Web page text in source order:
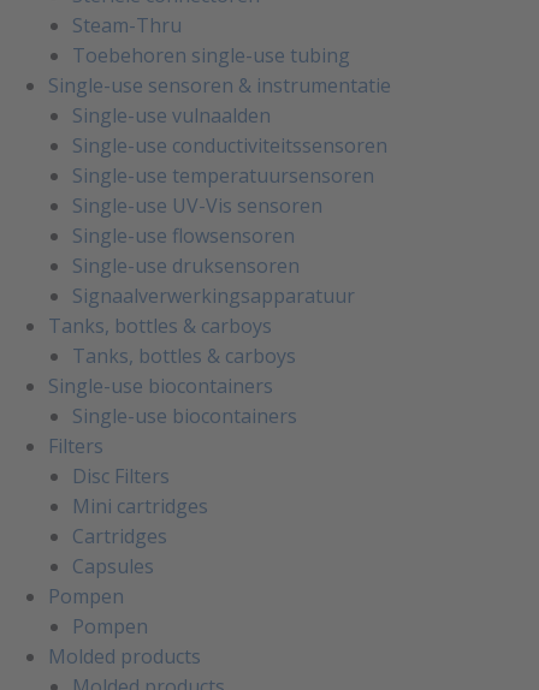
Steam-Thru
Toebehoren single-use tubing
Single-use sensoren & instrumentatie
Single-use vulnaalden
Single-use conductiviteitssensoren
Single-use temperatuursensoren
Single-use UV-Vis sensoren
Single-use flowsensoren
Single-use druksensoren
Signaalverwerkingsapparatuur
Tanks, bottles & carboys
Tanks, bottles & carboys
Single-use biocontainers
Single-use biocontainers
Filters
Disc Filters
Mini cartridges
Cartridges
Capsules
Pompen
Pompen
Molded products